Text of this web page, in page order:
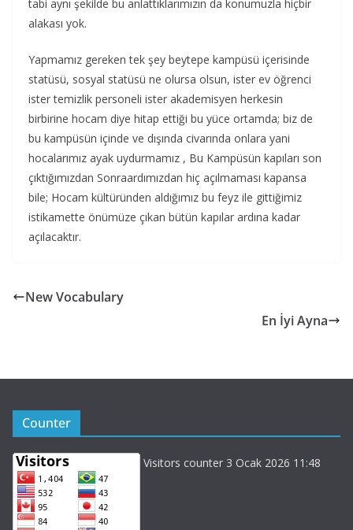
tabi aynı şekilde bu anlattıklarımızın da konumuzla hiçbir
alakası yok.
Yapmamız gereken tek şey beytepe kampüsü içerisinde
statüsü, sosyal statüsü ne olursa olsun, ister ev öğrenci
ister temizlik personeli ister akademisyen herkesin
birbirine hocam diye hitap ettiği bu yüce ortamda; biz de
bu kampüsün içinde ve dışında civarında onlara yani
hocalarımız ayak uydurmamız , Bu Kampüsün kapıları son
çıktığımızdan Sonraardımızdan hiç açılmaması kapansa
bile; Hocam kültüründen aldığımız bu feyz ile gittiğimiz
istikamette önümüze çıkan bütün kapılar ardına kadar
açılacaktır.
New Vocabulary
En İyi Ayna
Counter
Visitors counter 3 Ocak 2026 11:48